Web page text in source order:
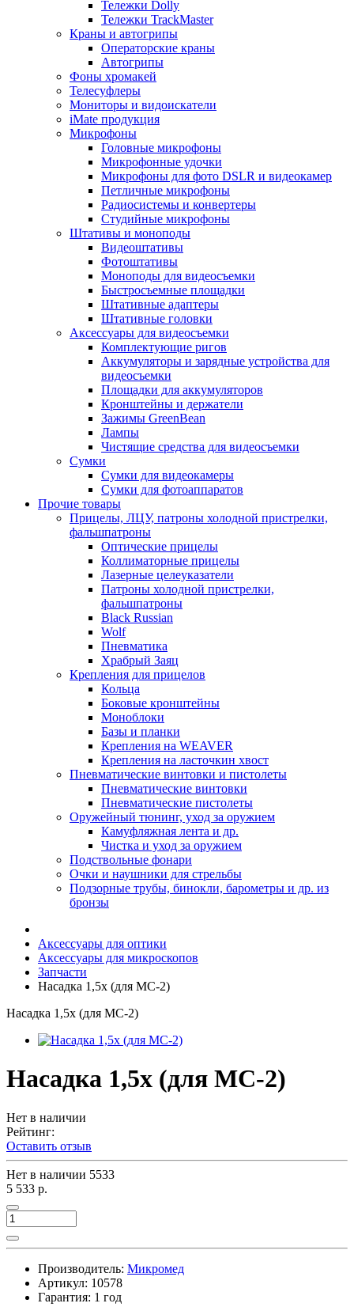
Тележки Dolly
Тележки TrackMaster
Краны и автогрипы
Операторские краны
Автогрипы
Фоны хромакей
Телесуфлеры
Мониторы и видоискатели
iMate продукция
Микрофоны
Головные микрофоны
Микрофонные удочки
Микрофоны для фото DSLR и видеокамер
Петличные микрофоны
Радиосистемы и конвертеры
Студийные микрофоны
Штативы и моноподы
Видеоштативы
Фотоштативы
Моноподы для видеосъемки
Быстросъемные площадки
Штативные адаптеры
Штативные головки
Аксессуары для видеосъемки
Комплектующие ригов
Аккумуляторы и зарядные устройства для
видеосъемки
Площадки для аккумуляторов
Кронштейны и держатели
Зажимы GreenBean
Лампы
Чистящие средства для видеосъемки
Сумки
Сумки для видеокамеры
Сумки для фотоаппаратов
Прочие товары
Прицелы, ЛЦУ, патроны холодной пристрелки,
фальшпатроны
Оптические прицелы
Коллиматорные прицелы
Лазерные целеуказатели
Патроны холодной пристрелки,
фальшпатроны
Black Russian
Wolf
Пневматика
Храбрый Заяц
Крепления для прицелов
Кольца
Боковые кронштейны
Моноблоки
Базы и планки
Крепления на WEAVER
Крепления на ласточкин хвост
Пневматические винтовки и пистолеты
Пневматические винтовки
Пневматические пистолеты
Оружейный тюнинг, уход за оружием
Камуфляжная лента и др.
Чистка и уход за оружием
Подствольные фонари
Очки и наушники для стрельбы
Подзорные трубы, бинокли, барометры и др. из
бронзы
Аксессуары для оптики
Аксессуары для микроскопов
Запчасти
Насадка 1,5х (для MC-2)
Насадка 1,5х (для MC-2)
Насадка 1,5х (для MC-2)
Нет в наличии
Рейтинг:
Оставить отзыв
Нет в наличии 5533
5 533 р.
Производитель: Микромед
Артикул: 10578
Гарантия: 1 год